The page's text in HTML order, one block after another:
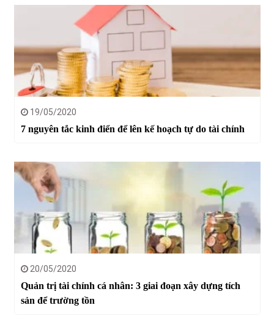
19/05/2020
7 nguyên tắc kinh điển để lên kế hoạch tự do tài chính
20/05/2020
Quản trị tài chính cá nhân: 3 giai đoạn xây dựng tích
sản để trường tồn